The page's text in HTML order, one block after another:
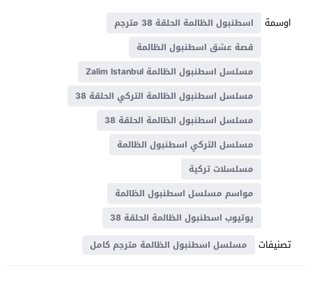
اوسمة
اسطنبول الظالمة الحلقة 38 مترجم
قصة عشق اسطنبول الظالمة
مسلسل اسطنبول الظالمة Zalim Istanbul
مسلسل اسطنبول الظالمة التركي الحلقة 38
مسلسل اسطنبول الظالمة الحلقة 38
مسلسل التركي اسطنبول الظالمة
مسلسلات تركية
مواسم مسلسل اسطنبول الظالمة
يوتيوب اسطنبول الظالمة الحلقة 38
تصنيفات مسلسل اسطنبول الظالمة مترجم كامل